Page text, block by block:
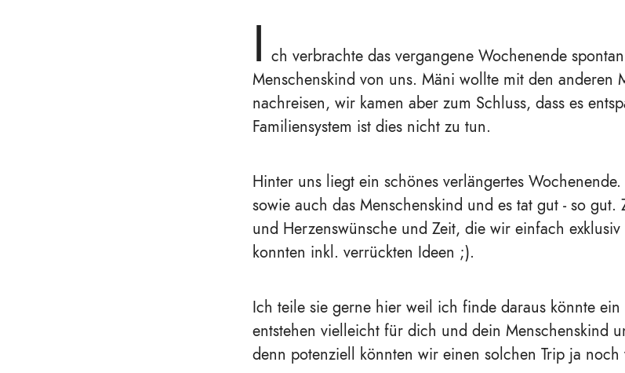
I ch verbrachte das vergangene Wochenende
Menschenskind von uns. Mäni wollte mit den anderen
nachreisen, wir kamen aber zum Schluss, dass es
Familiensystem ist dies nicht zu tun.
Hinter uns liegt ein schönes verlängertes
sowie auch das Menschenskind und es tat gut - so gut.
und Herzenswünsche und Zeit, die wir einfach
konnten inkl. verrückten Ideen ;).
Ich teile sie gerne hier weil ich finde daraus könnte ein
entstehen vielleicht für dich und dein Menschenskind
denn potenziell könnten wir einen solchen Trip ja